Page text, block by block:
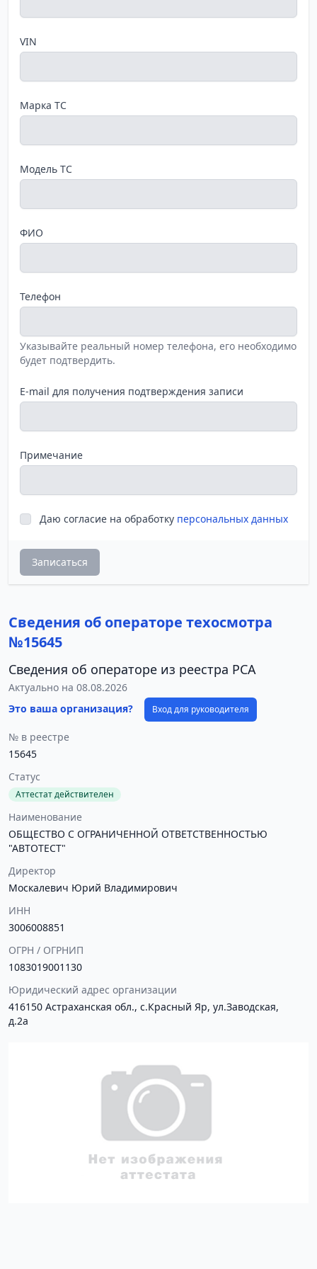
VIN
Марка ТС
Модель ТС
ФИО
Телефон
Указывайте реальный номер телефона, его необходимо
будет подтвердить.
E-mail для получения подтверждения записи
Примечание
Даю согласие на обработку персональных данных
Записаться
Сведения об операторе техосмотра
№15645
Сведения об операторе из реестра РСА
Актуально на 08.08.2026
Это ваша организация?
Вход для руководителя
№ в реестре
15645
Статус
Аттестат действителен
Наименование
ОБЩЕСТВО С ОГРАНИЧЕННОЙ ОТВЕТСТВЕННОСТЬЮ
"АВТОТЕСТ"
Директор
Москалевич Юрий Владимирович
ИНН
3006008851
ОГРН / ОГРНИП
1083019001130
Юридический адрес организации
416150 Астраханская обл., с.Красный Яр, ул.Заводская,
д.2а